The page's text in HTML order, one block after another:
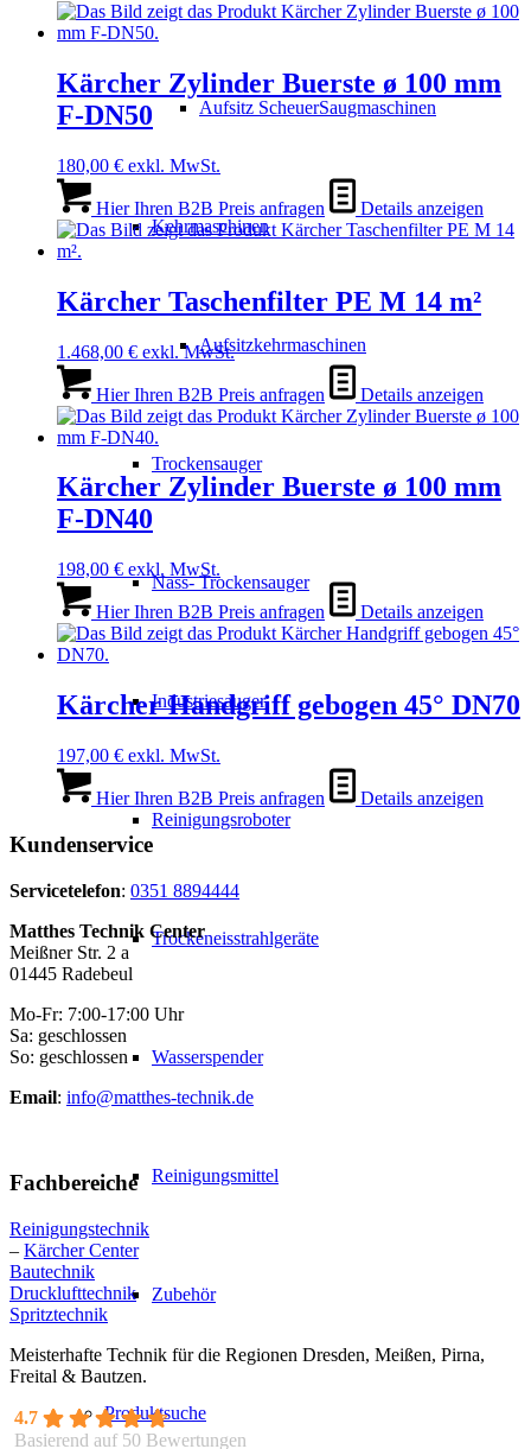
Aufsitz ScheuerSaugmaschinen
Kehrmaschinen
Aufsitzkehrmaschinen
Trockensauger
Nass- Trockensauger
Industriesauger
Reinigungsroboter
Trockeneisstrahlgeräte
Wasserspender
Reinigungsmittel
Zubehör
Produktsuche
Kärcher Zylinder Buerste ø 100 mm
F-DN50
180,00 € exkl. MwSt.
Hier Ihren B2B Preis anfragen Details anzeigen
Kärcher Taschenfilter PE M 14 m²
1.468,00 € exkl. MwSt.
Hier Ihren B2B Preis anfragen Details anzeigen
Kärcher Zylinder Buerste ø 100 mm
F-DN40
198,00 € exkl. MwSt.
Hier Ihren B2B Preis anfragen Details anzeigen
Kärcher Handgriff gebogen 45° DN70
197,00 € exkl. MwSt.
Hier Ihren B2B Preis anfragen Details anzeigen
Kundenservice
Servicetelefon: 0351 8894444
Matthes Technik Center
Meißner Str. 2 a
01445 Radebeul
Mo-Fr: 7:00-17:00 Uhr
Sa: geschlossen
So: geschlossen
Email: info@matthes-technik.de
Fachbereiche
Reinigungstechnik
– Kärcher Center
Bautechnik
Drucklufttechnik
Spritztechnik
Meisterhafte Technik für die Regionen Dresden, Meißen, Pirna,
Freital & Bautzen.
4.7
Basierend auf 50 Bewertungen